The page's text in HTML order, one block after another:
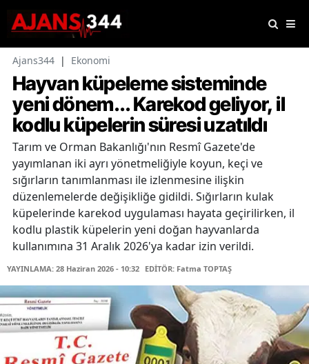
Ajans344 | Ekonomi
Hayvan küpeleme sisteminde
yeni dönem... Karekod geliyor, il
kodlu küpelerin süresi uzatıldı
Tarım ve Orman Bakanlığı'nın Resmî Gazete'de
yayımlanan iki ayrı yönetmeliğiyle koyun, keçi ve
sığırların tanımlanması ile izlenmesine ilişkin
düzenlemelerde değişikliğe gidildi. Sığırların kulak
küpelerinde karekod uygulaması hayata geçirilirken, il
kodlu plastik küpelerin yeni doğan hayvanlarda
kullanımına 31 Aralık 2026'ya kadar izin verildi.
YAYINLAMA: 28 Haziran 2026 - 10:32 EDİTÖR: Fatma TOPTAŞ